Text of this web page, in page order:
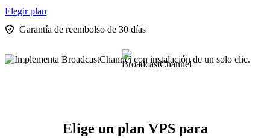
Elegir plan
Garantía de reembolso de 30 días
Elige un plan VPS para